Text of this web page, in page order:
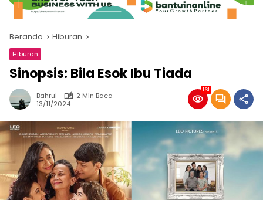
Beranda Hiburan
Hiburan
Sinopsis: Bila Esok Ibu Tiada
Bahrul
2 Min Baca
13/11/2024
161